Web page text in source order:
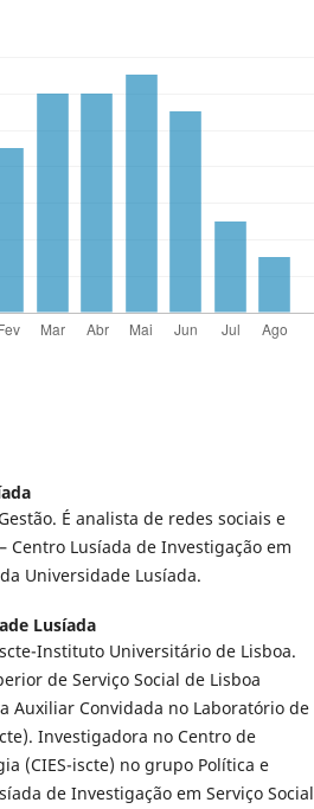
É analista de redes sociais e
Centro Lusíada de Investigação em
Universidade Lusíada.
Lusíada
Instituto Universitário de Lisboa.
de Serviço Social de Lisboa
Auxiliar Convidada no Laboratório de
Investigadora no Centro de
(CIES-iscte) no grupo Política e
de Investigação em Serviço Social